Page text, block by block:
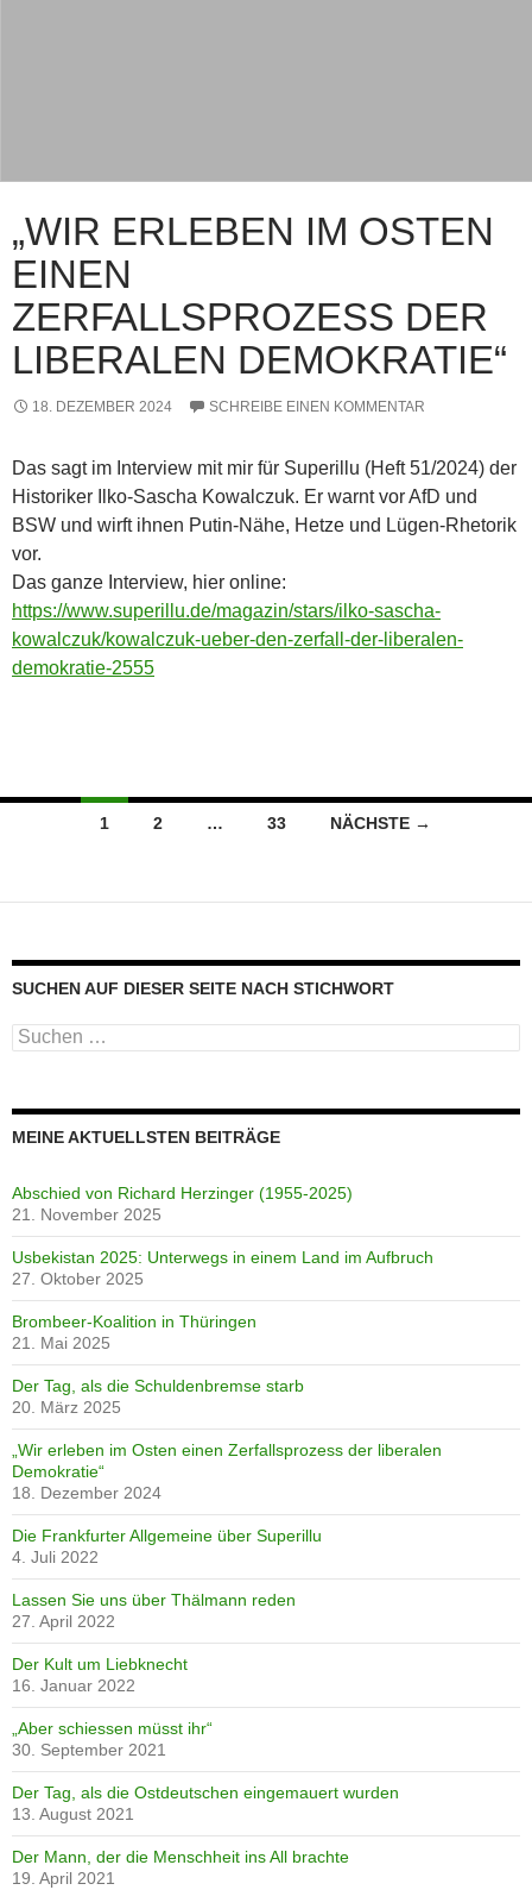
„WIR ERLEBEN IM OSTEN
EINEN
ZERFALLSPROZESS DER
LIBERALEN DEMOKRATIE“
18. DEZEMBER 2024 SCHREIBE EINEN KOMMENTAR
Das sagt im Interview mit mir für Superillu (Heft 51/2024) der
Historiker Ilko-Sascha Kowalczuk. Er warnt vor AfD und
BSW und wirft ihnen Putin-Nähe, Hetze und Lügen-Rhetorik
vor.
Das ganze Interview, hier online:
https://www.superillu.de/magazin/stars/ilko-sascha-
kowalczuk/kowalczuk-ueber-den-zerfall-der-liberalen-
demokratie-2555
Beitragsnavigation
1 2 … 33 NÄCHSTE →
SUCHEN AUF DIESER SEITE NACH STICHWORT
Suche
nach:
MEINE AKTUELLSTEN BEITRÄGE
Abschied von Richard Herzinger (1955-2025)
21. November 2025
Usbekistan 2025: Unterwegs in einem Land im Aufbruch
27. Oktober 2025
Brombeer-Koalition in Thüringen
21. Mai 2025
Der Tag, als die Schuldenbremse starb
20. März 2025
„Wir erleben im Osten einen Zerfallsprozess der liberalen
Demokratie“
18. Dezember 2024
Die Frankfurter Allgemeine über Superillu
4. Juli 2022
Lassen Sie uns über Thälmann reden
27. April 2022
Der Kult um Liebknecht
16. Januar 2022
„Aber schiessen müsst ihr“
30. September 2021
Der Tag, als die Ostdeutschen eingemauert wurden
13. August 2021
Der Mann, der die Menschheit ins All brachte
19. April 2021